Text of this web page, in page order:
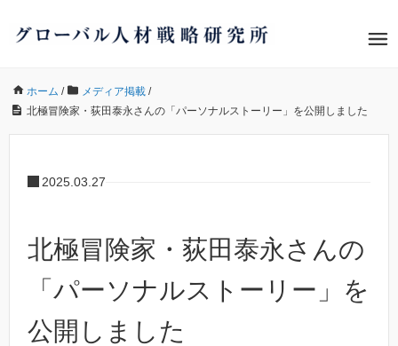
ホーム / メディア掲載 /
北極冒険家・荻田泰永さんの「パーソナルストーリー」を公開しました
2025.03.27
北極冒険家・荻田泰永さんの
「パーソナルストーリー」を
公開しました